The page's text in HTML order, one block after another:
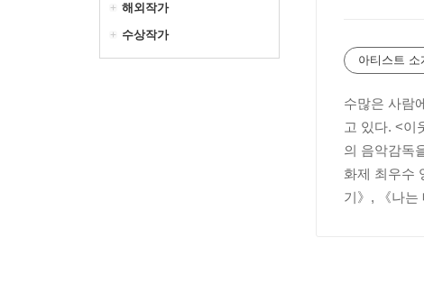
해외작가
수상작가
아티스트 소
수많은 사람
고 있다. <이
의 음악감독
화제 최우수
기》, 《나는